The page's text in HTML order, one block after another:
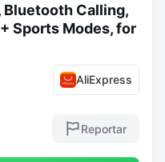
Bluetooth Calling,
Sports Modes, for
AliExpress
Reportar